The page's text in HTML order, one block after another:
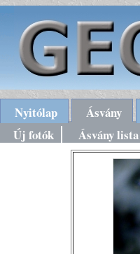
Nyitólap Ásvány
Új fotók
Ásvány lista